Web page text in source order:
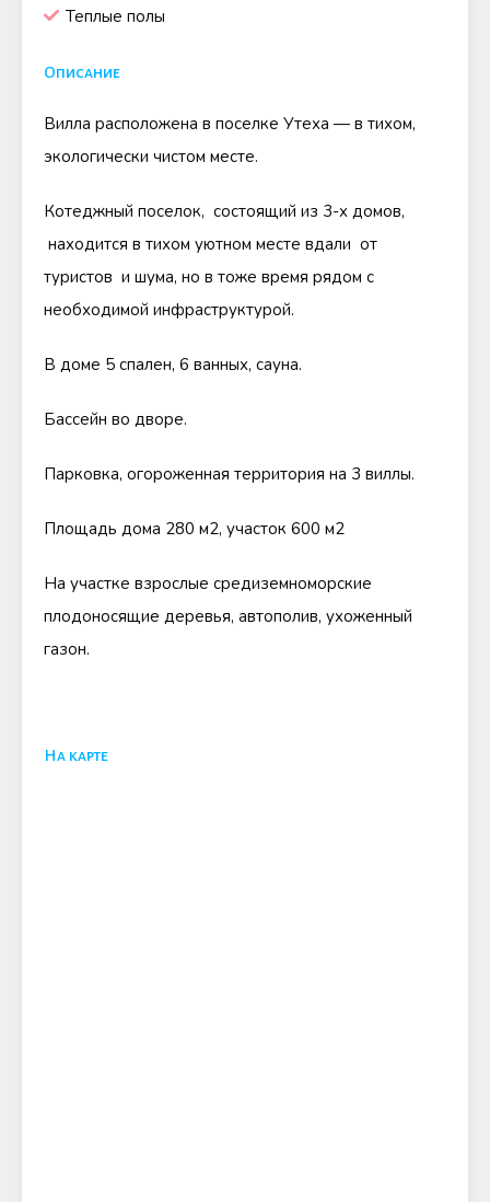
Теплые полы
Описание
Вилла расположена в поселке Утеха — в тихом,
экологически чистом месте.
Котеджный поселок, состоящий из 3-х домов,
находится в тихом уютном месте вдали от
туристов и шума, но в тоже время рядом с
необходимой инфраструктурой.
В доме 5 спален, 6 ванных, сауна.
Бассейн во дворе.
Парковка, огороженная территория на 3 виллы.
Площадь дома 280 м2, участок 600 м2
На участке взрослые средиземноморские
плодоносящие деревья, автополив, ухоженный
газон.
На карте